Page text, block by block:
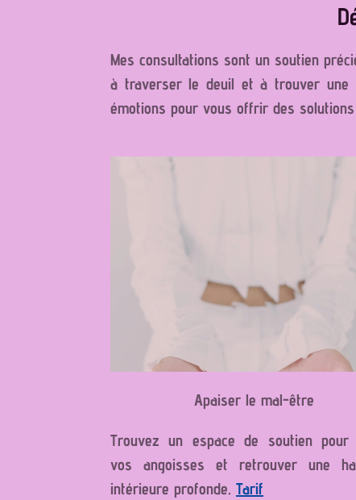
Mes consultations sont un soutien
à traverser le deuil et à trouver une
émotions pour vous offrir des
Apaiser le mal-être
Trouvez un espace de soutien pour
vos angoisses et retrouver une
intérieure profonde. Tarif